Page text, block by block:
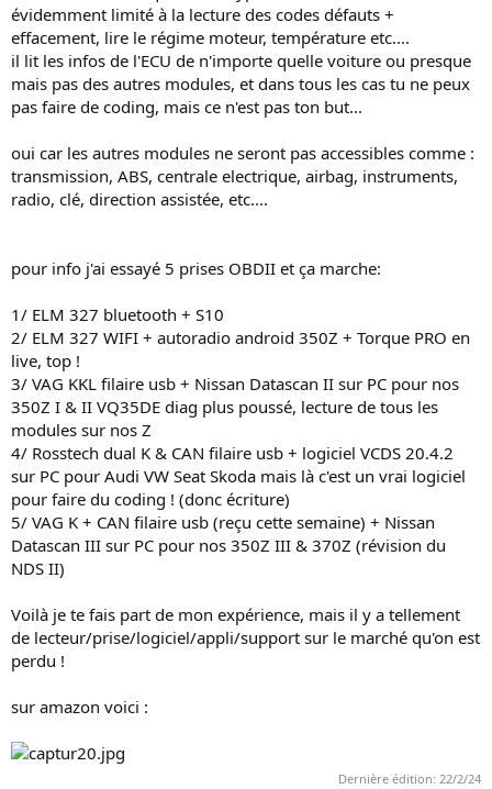
évidemment limité à la lecture des codes défauts +
effacement, lire le régime moteur, température etc....
il lit les infos de l'ECU de n'importe quelle voiture ou presque
mais pas des autres modules, et dans tous les cas tu ne peux
pas faire de coding, mais ce n'est pas ton but...
oui car les autres modules ne seront pas accessibles comme :
transmission, ABS, centrale electrique, airbag, instruments,
radio, clé, direction assistée, etc....
pour info j'ai essayé 5 prises OBDII et ça marche:
1/ ELM 327 bluetooth + S10
2/ ELM 327 WIFI + autoradio android 350Z + Torque PRO en
live, top !
3/ VAG KKL filaire usb + Nissan Datascan II sur PC pour nos
350Z I & II VQ35DE diag plus poussé, lecture de tous les
modules sur nos Z
4/ Rosstech dual K & CAN filaire usb + logiciel VCDS 20.4.2
sur PC pour Audi VW Seat Skoda mais là c'est un vrai logiciel
pour faire du coding ! (donc écriture)
5/ VAG K + CAN filaire usb (reçu cette semaine) + Nissan
Datascan III sur PC pour nos 350Z III & 370Z (révision du
NDS II)
Voilà je te fais part de mon expérience, mais il y a tellement
de lecteur/prise/logiciel/appli/support sur le marché qu'on est
perdu !
sur amazon voici :
Dernière édition: 22/2/24